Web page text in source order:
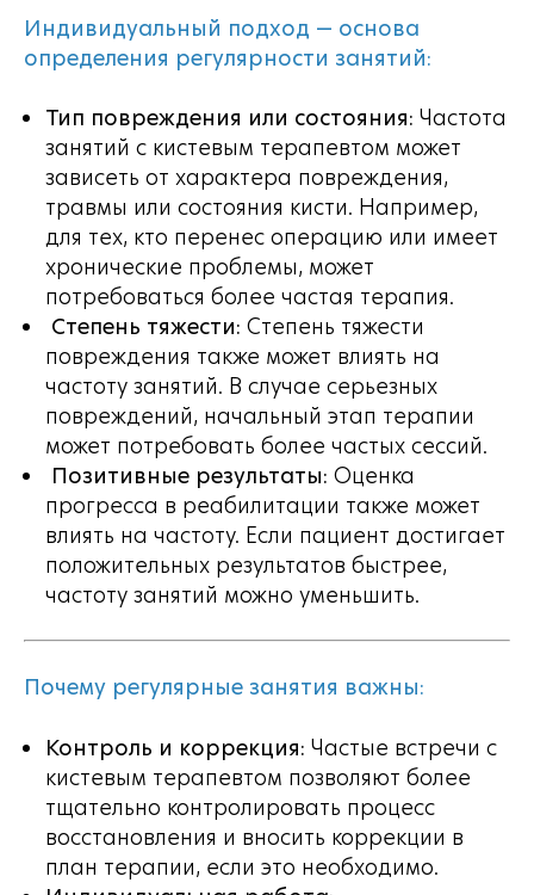
Индивидуальный подход — основа
определения регулярности занятий:
Тип повреждения или состояния: Частота
занятий с кистевым терапевтом может
зависеть от характера повреждения,
травмы или состояния кисти. Например,
для тех, кто перенес операцию или имеет
хронические проблемы, может
потребоваться более частая терапия.
Степень тяжести: Степень тяжести
повреждения также может влиять на
частоту занятий. В случае серьезных
повреждений, начальный этап терапии
может потребовать более частых сессий.
Позитивные результаты: Оценка
прогресса в реабилитации также может
влиять на частоту. Если пациент достигает
положительных результатов быстрее,
частоту занятий можно уменьшить.
Почему регулярные занятия важны:
Контроль и коррекция: Частые встречи с
кистевым терапевтом позволяют более
тщательно контролировать процесс
восстановления и вносить коррекции в
план терапии, если это необходимо.